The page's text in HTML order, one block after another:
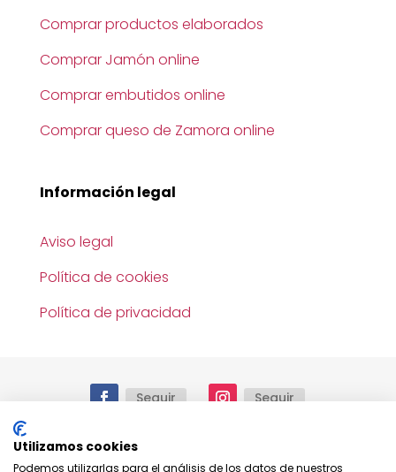
Comprar productos elaborados
Comprar Jamón online
Comprar embutidos online
Comprar queso de Zamora online
Información legal
Aviso legal
Política de cookies
Política de privacidad
Seguir Seguir
Utilizamos cookies
Podemos utilizarlas para el análisis de los datos de nuestros